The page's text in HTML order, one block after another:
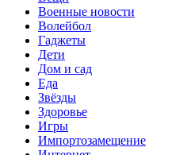
Военные новости
Волейбол
Гаджеты
Дети
Дом и сад
Еда
Звёзды
Здоровье
Игры
Импортозамещение